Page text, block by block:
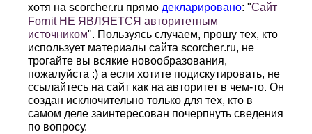
хотя на scorcher.ru прямо декларировано: "Сайт
Fornit НЕ ЯВЛЯЕТСЯ авторитетным
источником". Пользуясь случаем, прошу тех, кто
использует материалы сайта scorcher.ru, не
трогайте вы всякие новообразования,
пожалуйста :) а если хотите подискутировать, не
ссылайтесь на сайт как на авторитет в чем-то. Он
создан исключительно только для тех, кто в
самом деле заинтересован почерпнуть сведения
по вопросу.